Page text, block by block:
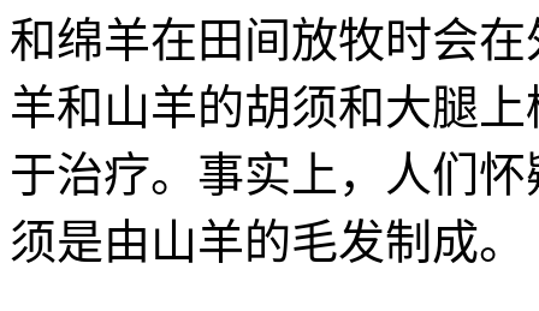
和绵羊在田间放牧时会
羊和山羊的胡须和大腿
于治疗。事实上，人们
须是由山羊的毛发制成。